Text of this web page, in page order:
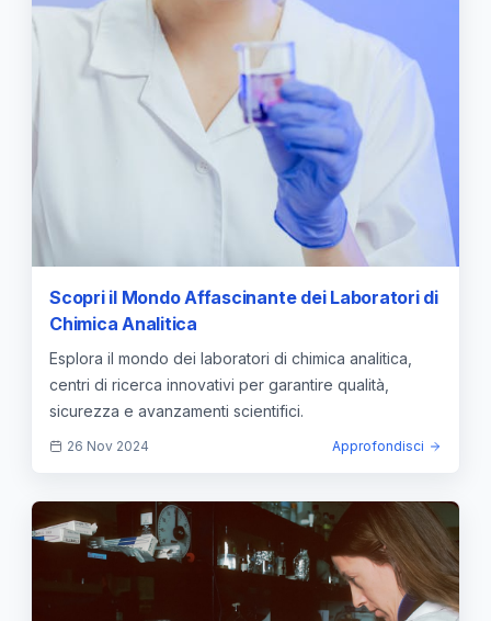
Scopri il Mondo Affascinante dei Laboratori di
Chimica Analitica
Esplora il mondo dei laboratori di chimica analitica,
centri di ricerca innovativi per garantire qualità,
sicurezza e avanzamenti scientifici.
26 Nov 2024 Approfondisci